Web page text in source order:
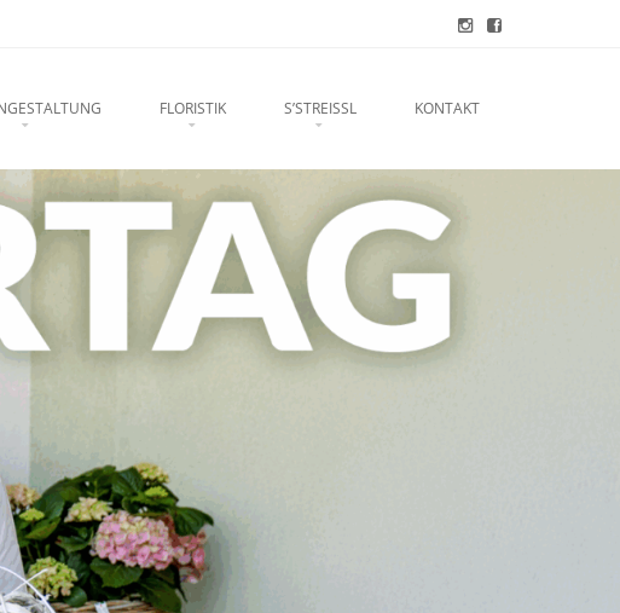
FLORISTIK S’STREISSL KONTAKT